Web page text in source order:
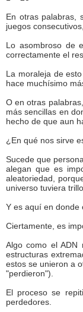
En otras palabras,
juegos
Lo asombroso de
correctamente el
La moraleja de
hace muchísimo
O en otras
más sencillas en
hecho de que aun
¿En qué nos sirve
Sucede que
alegan que es
aleatoriedad,
universo tuviera
Y es aquí en donde
Ciertamente, es
Algo como el ADN
estructuras
estos se unieron a
"perdieron").
El proceso se
perdedores.